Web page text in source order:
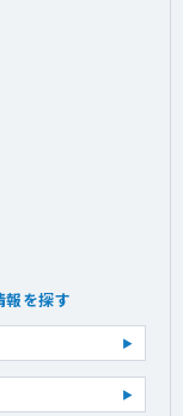
報を探す